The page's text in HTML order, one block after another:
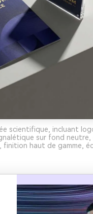
scientifique, incluant
sur fond neutre,
haut de gamme,